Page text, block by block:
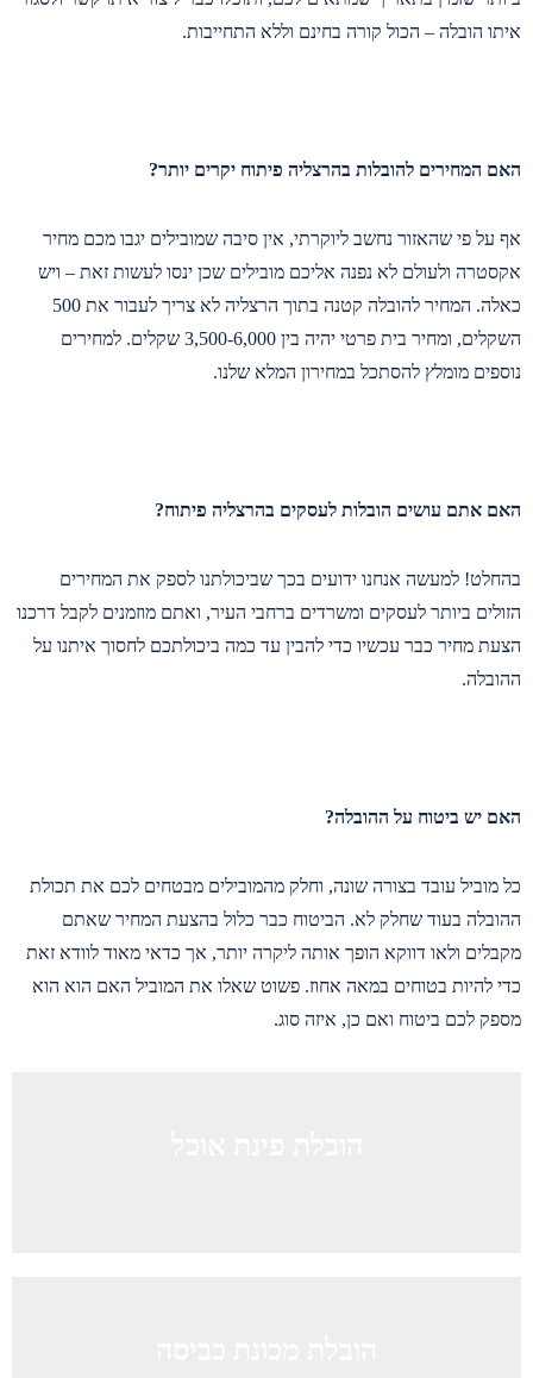
איתו הובלה – הכול קורה בחינם וללא התחייבות.
האם המחירים להובלות בהרצליה פיתוח יקרים יותר?
אף על פי שהאזור נחשב ליוקרתי, אין סיבה שמובילים יגבו מכם מחיר
אקסטרה ולעולם לא נפנה אליכם מובילים שכן ינסו לעשות זאת – ויש
כאלה. המחיר להובלה קטנה בתוך הרצליה לא צריך לעבור את 500
השקלים, ומחיר בית פרטי יהיה בין 3,500-6,000 שקלים. למחירים
נוספים מומלץ להסתכל במחירון המלא שלנו.
האם אתם עושים הובלות לעסקים בהרצליה פיתוח?
בהחלט! למעשה אנחנו ידועים בכך שביכולתנו לספק את המחירים
הזולים ביותר לעסקים ומשרדים ברחבי העיר, ואתם מוזמנים לקבל דרכנו
הצעת מחיר כבר עכשיו כדי להבין עד כמה ביכולתכם לחסוך איתנו על
ההובלה.
האם יש ביטוח על ההובלה?
כל מוביל עובד בצורה שונה, וחלק מהמובילים מבטחים לכם את תכולת
ההובלה בעוד שחלק לא. הביטוח כבר כלול בהצעת המחיר שאתם
מקבלים ולאו דווקא הופך אותה ליקרה יותר, אך כדאי מאוד לוודא זאת
כדי להיות בטוחים במאה אחוז. פשוט שאלו את המוביל האם הוא הוא
מספק לכם ביטוח ואם כן, איזה סוג.